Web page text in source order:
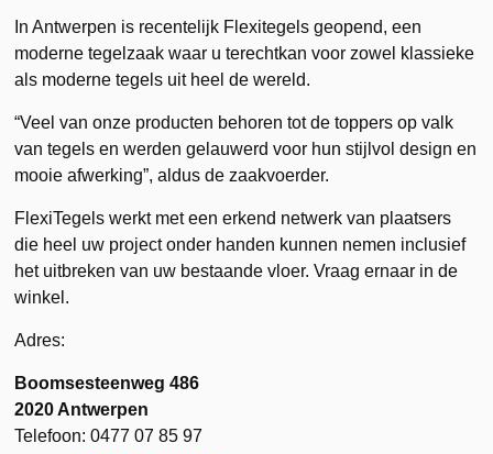
In Antwerpen is recentelijk Flexitegels geopend, een
moderne tegelzaak waar u terechtkan voor zowel klassieke
als moderne tegels uit heel de wereld.
“Veel van onze producten behoren tot de toppers op valk
van tegels en werden gelauwerd voor hun stijlvol design en
mooie afwerking”, aldus de zaakvoerder.
FlexiTegels werkt met een erkend netwerk van plaatsers
die heel uw project onder handen kunnen nemen inclusief
het uitbreken van uw bestaande vloer. Vraag ernaar in de
winkel.
Adres:
Boomsesteenweg 486
2020 Antwerpen
Telefoon: 0477 07 85 97